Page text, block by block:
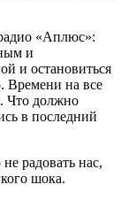
«Аплюс»:
и
и остановиться
Времени на все
Что должно
в последний
радовать нас,
шока.